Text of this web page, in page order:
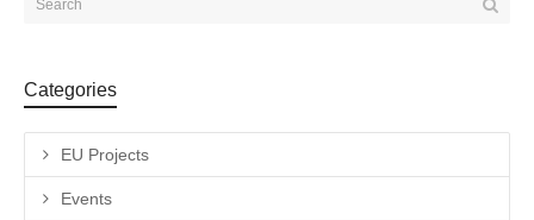
Categories
EU Projects
Events